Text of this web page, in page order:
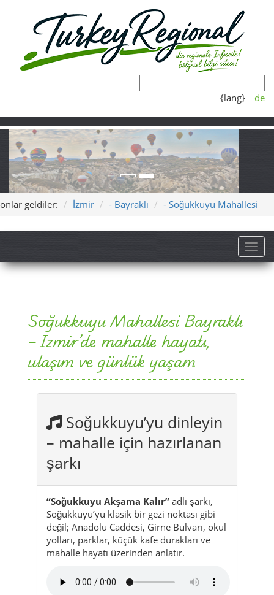
{lang} de
onlar geldiler: İzmir - Bayraklı - Soğukkuyu Mahallesi
Soğukkuyu Mahallesi Bayraklı
– Izmir’de mahalle hayatı,
ulaşım ve günlük yaşam
Soğukkuyu’yu dinleyin
– mahalle için hazırlanan
şarkı
“Soğukkuyu Akşama Kalır” adlı şarkı,
Soğukkuyu’yu klasik bir gezi noktası gibi
değil; Anadolu Caddesi, Girne Bulvarı, okul
yolları, parklar, küçük kafe durakları ve
mahalle hayatı üzerinden anlatır.